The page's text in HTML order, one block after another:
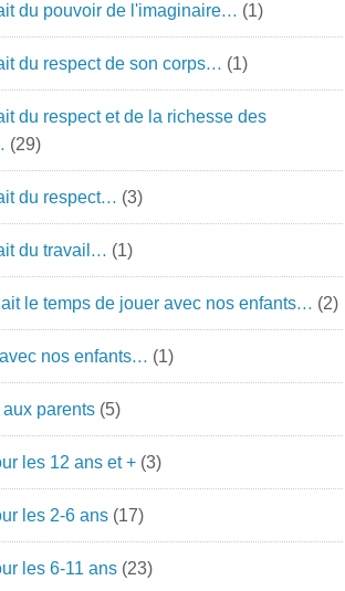
du pouvoir de l'imaginaire… (1)
du respect de son corps… (1)
du respect et de la richesse des
(29)
du respect… (3)
du travail… (1)
le temps de jouer avec nos enfants… (2)
nos enfants… (1)
aux parents (5)
les 12 ans et + (3)
les 2-6 ans (17)
les 6-11 ans (23)